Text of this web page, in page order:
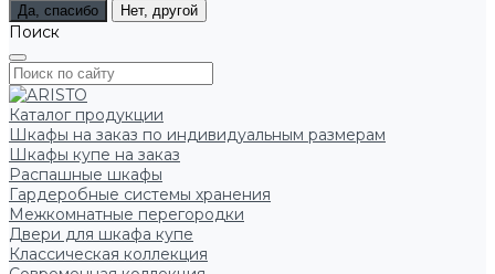
Да, спасибо Нет, другой
Поиск
Каталог продукции
Шкафы на заказ по индивидуальным размерам
Шкафы купе на заказ
Распашные шкафы
Гардеробные системы хранения
Межкомнатные перегородки
Двери для шкафа купе
Классическая коллекция